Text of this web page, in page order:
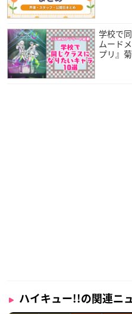
学校で
ムード
プリ』
ハイキュー!!の関連ニ